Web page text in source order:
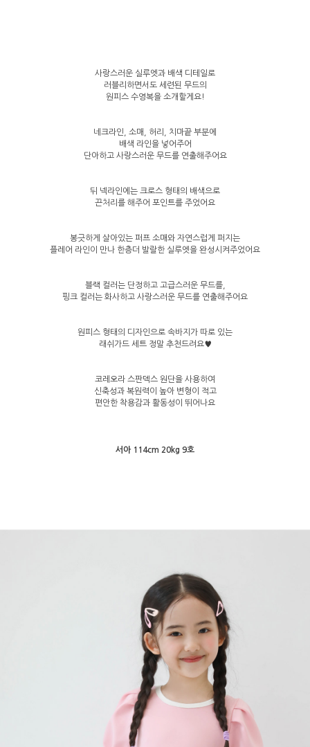
사랑스러운 실루엣과 배색 디테일로
러블리하면서도 세련된 무드의
원피스 수영복을 소개할게요!
네크라인, 소매, 허리, 치마끝 부분에
배색 라인을 넣어주어
단아하고 사랑스러운 무드를 연출해주어요
뒤 넥라인에는 크로스 형태의 배색으로
끈처리를 해주어 포인트를 주었어요
봉긋하게 살아있는 퍼프 소매와 자연스럽게 퍼지는
플레어 라인이 만나 한층더 발랄한 실루엣을 완성시켜주었어요
블랙 컬러는 단정하고 고급스러운 무드를,
핑크 컬러는 화사하고 사랑스러운 무드를 연출해주어요
원피스 형태의 디자인으로 속바지가 따로 있는
래쉬가드 세트 정말 추천드려요♥
코레오라 스판덱스 원단을 사용하여
신축성과 복원력이 높아 변형이 적고
편안한 착용감과 활동성이 뛰어나요
서아 114cm 20kg 9호